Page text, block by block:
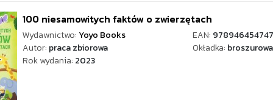
100 niesamowitych faktów o zwierzętach
Wydawnictwo: Yoyo Books EAN:
Autor: praca zbiorowa Okładka: broszurowa
Rok wydania: 2023